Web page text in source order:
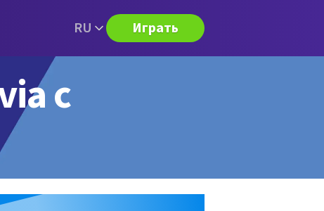
RU Играть
с